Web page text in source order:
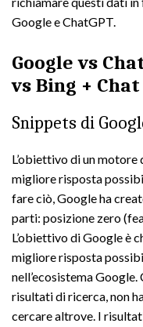
Google e ChatGPT.
Google vs
vs Bing + Chat
Snippets di
L’obiettivo di un
migliore risposta
fare ciò, Google ha
parti: posizione zero
L’obiettivo di Google è
migliore risposta
nell’ecosistema
risultati di ricerca, non
cercare altrove. I